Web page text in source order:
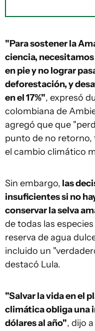
"Para sostener la
ciencia,
en pie y no lograr
deforestación, y
en el 17%", expresó
colombiana de
agregó que que
punto de no retorno,
el cambio climático
Sin embargo, las
insuficientes si no
conservar la selva
de todas las
reserva de agua
incluido un
destacó Lula.
"Salvar la vida en el
climática obliga una
dólares al año", dijo